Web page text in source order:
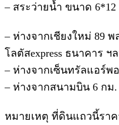
– สระว่ายน้ำ ขนาด 6*12
– ห่างจากเชียงใหม่ 89
โลตัสexpress ธนาคาร ฯ
– ห่างจากเซ็นทรัลแอร์พ
– ห่างจากสนามบิน 6 กม.
หมายเหตุ ที่ดินแถวนี้ราค